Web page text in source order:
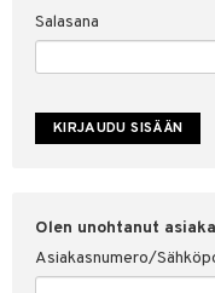
Tuotemerkkejä
Salasana
Olen unohtanut
Asiakasnumero/
suojaus